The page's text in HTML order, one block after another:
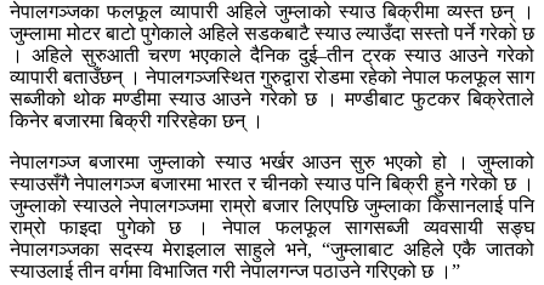
नेपालगञ्जका फलफूल व्यापारी अहिले जुम्लाको स्याउ बिक्रीमा व्यस्त छन् ।
जुम्लामा मोटर बाटो पुगेकाले अहिले सडकबाटै स्याउ ल्याउँदा सस्तो पर्ने गरेको छ
। अहिले सुरुआती चरण भएकाले दैनिक दुई–तीन ट्रक स्याउ आउने गरेको
व्यापारी बताउँछन् । नेपालगञ्जस्थित गुरुद्वारा रोडमा रहेको नेपाल फलफूल साग
सब्जीको थोक मण्डीमा स्याउ आउने गरेको छ । मण्डीबाट फुटकर बिक्रेताले
किनेर बजारमा बिक्री गरिरहेका छन् ।
नेपालगञ्ज बजारमा जुम्लाको स्याउ भर्खर आउन सुरु भएको हो । जुम्लाको
स्याउसँगै नेपालगञ्ज बजारमा भारत र चीनको स्याउ पनि बिक्री हुने गरेको छ ।
जुम्लाको स्याउले नेपालगञ्जमा राम्रो बजार लिएपछि जुम्लाका किसानलाई पनि
राम्रो फाइदा पुगेको छ । नेपाल फलफूल सागसब्जी व्यवसायी सङ्घ
नेपालगञ्जका सदस्य मेराइलाल साहुले भने, “जुम्लाबाट अहिले एकै जातको
स्याउलाई तीन वर्गमा विभाजित गरी नेपालगन्ज पठाउने गरिएको छ ।”